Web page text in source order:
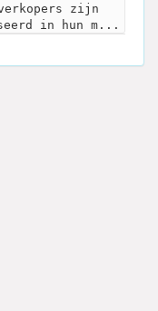
zijn
in hun m...